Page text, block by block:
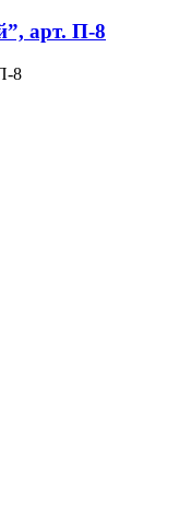
арт. П-8
8